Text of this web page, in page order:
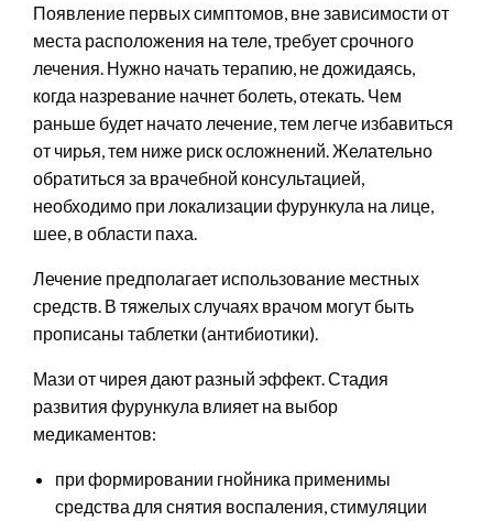
Появление первых симптомов, вне зависимости от
места расположения на теле, требует срочного
лечения. Нужно начать терапию, не дожидаясь,
когда назревание начнет болеть, отекать. Чем
раньше будет начато лечение, тем легче избавиться
от чирья, тем ниже риск осложнений. Желательно
обратиться за врачебной консультацией,
необходимо при локализации фурункула на лице,
шее, в области паха.
Лечение предполагает использование местных
средств. В тяжелых случаях врачом могут быть
прописаны таблетки (антибиотики).
Мази от чирея дают разный эффект. Стадия
развития фурункула влияет на выбор
медикаментов:
при формировании гнойника применимы
средства для снятия воспаления, стимуляции